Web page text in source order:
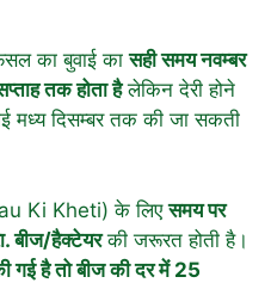
का बुवाई कासही समय नवम्बर
तक होता हैलेकिन देरी होने
मध्य दिसम्बर तक की जा सकती
Ki Kheti) के लिएसमय पर
बीज/हैक्टेयरकी जरूरत होती है।
गई है तो बीज की दर में 25